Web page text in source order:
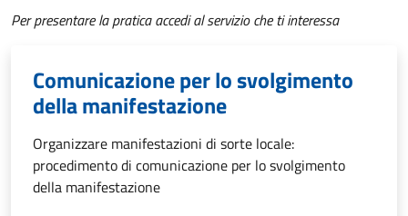
Per presentare la pratica accedi al servizio che ti interessa
Comunicazione per lo svolgimento
della manifestazione
Organizzare manifestazioni di sorte locale:
procedimento di comunicazione per lo svolgimento
della manifestazione